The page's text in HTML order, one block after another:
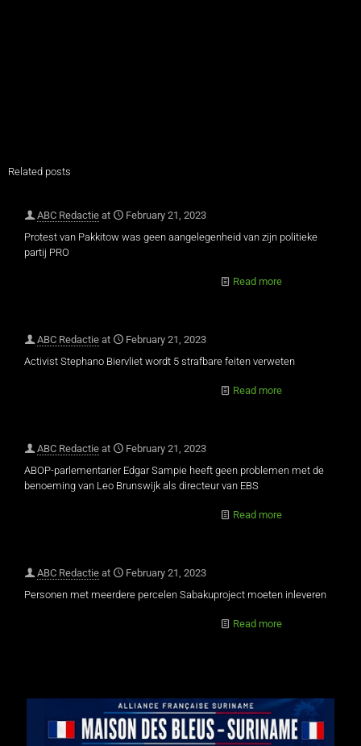
Related posts
ABC Redactie at
February 21, 2023
Protest van Pakkitow was geen aangelegenheid van zijn politieke
partij PRO
Read more
ABC Redactie at
February 21, 2023
Activist Stephano Biervliet wordt 5 strafbare feiten verweten
Read more
ABC Redactie at
February 21, 2023
ABOP-parlementarier Edgar Sampie heeft geen problemen met de
benoeming van Leo Brunswijk als directeur van EBS
Read more
ABC Redactie at
February 21, 2023
Personen met meerdere percelen Sabakuproject moeten inleveren
Read more